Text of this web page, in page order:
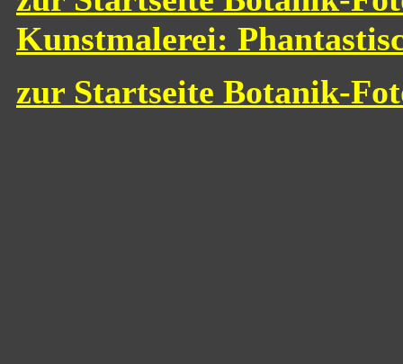
Kunstmalerei:
zur Startseite Botanik-